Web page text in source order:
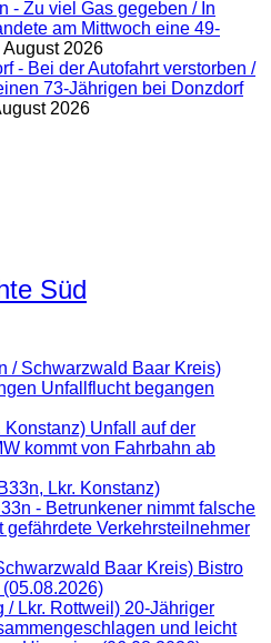
- Zu viel Gas gegeben / In
am Mittwoch eine 49-
August 2026
- Bei der Autofahrt verstorben /
73-Jährigen bei Donzdorf
2026
Süd
/ Schwarzwald Baar Kreis)
Unfallflucht begangen
Konstanz) Unfall auf der
kommt von Fahrbahn ab
Lkr. Konstanz)
- Betrunkener nimmt falsche
gefährdete Verkehrsteilnehmer
Baar Kreis) Bistro
/ Lkr. Rottweil) 20-Jähriger
und leicht